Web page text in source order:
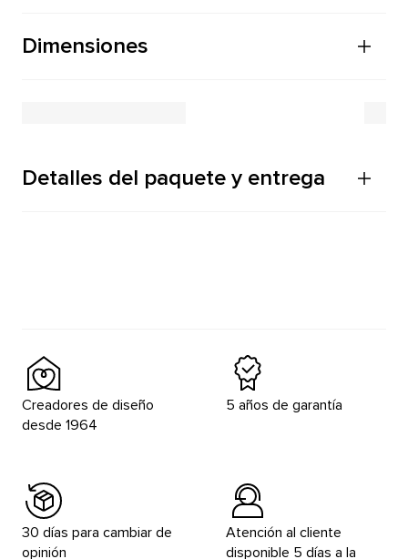
Dimensiones
Detalles del paquete y entrega
Creadores de diseño
desde 1964
5 años de garantía
30 días para cambiar de
opinión
Atención al cliente
disponible 5 días a la